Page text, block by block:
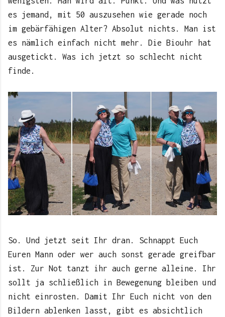
es jemand, mit 50 auszusehen wie gerade noch
im gebärfähigen Alter? Absolut nichts. Man ist
es nämlich einfach nicht mehr. Die Biouhr hat
ausgetickt. Was ich jetzt so schlecht nicht
finde.
So. Und jetzt seit Ihr dran. Schnappt Euch
Euren Mann oder wer auch sonst gerade greifbar
ist. Zur Not tanzt ihr auch gerne alleine. Ihr
sollt ja schließlich in Bewegenung bleiben und
nicht einrosten. Damit Ihr Euch nicht von den
Bildern ablenken lasst, gibt es absichtlich